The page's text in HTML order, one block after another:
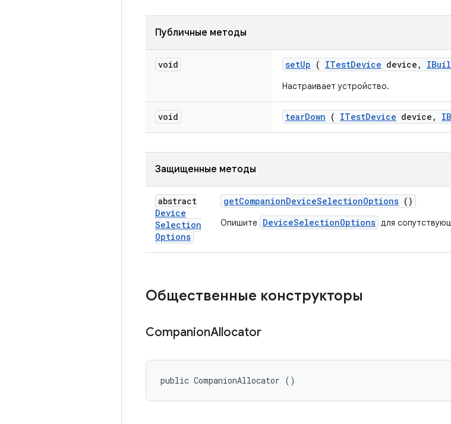
Публичные методы
void setUp ( ITestDevice device ,
Настраивает устройство.
void tearDown ( ITestDevice device ,
Защищенные методы
abstract
Device
Selection
Options
getCompanionDeviceSelectionOptions ()
Опишите DeviceSelectionOptions для
Общественные конструкторы
CompanionAllocator
public CompanionAllocator ()